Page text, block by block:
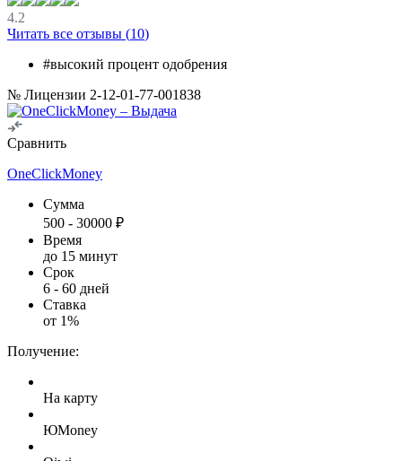
4.2
Читать все отзывы (10)
#высокий процент одобрения
№ Лицензии 2-12-01-77-001838
Сравнить
OneClickMoney
Сумма
500 - 30000 ₽
Время
до 15 минут
Срок
6 - 60 дней
Ставка
от 1%
Получение:
На карту
ЮMoney